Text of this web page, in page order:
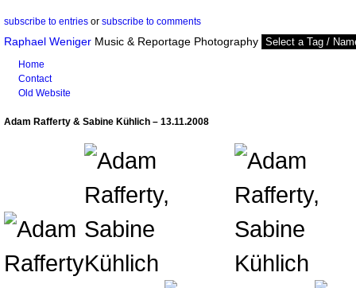
subscribe to entries or subscribe to comments
Raphael Weniger Music & Reportage Photography
Home
Contact
Old Website
Adam Rafferty & Sabine Kühlich – 13.11.2008